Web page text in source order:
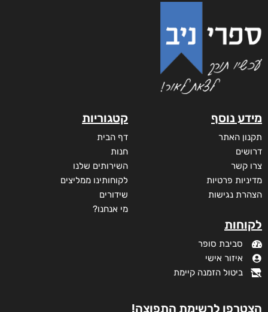
מידע נוסף
תקנון האתר
דרושים
צרו קשר
מדיניות פרטיות
הצהרת נגישות
לקוחות
סביבת סופר
איזור אישי
ביטול הזמנה קיימת
קטגוריות
דף הבית
חנות
השירותים שלנו
לקוחותינו ממליצים
שידורים
מי אנחנו?
הצטרפו לרשימת התפוצה!